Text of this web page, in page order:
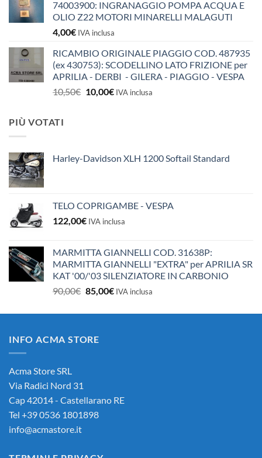
74003900: INGRANAGGIO POMPA ACQUA E
OLIO Z22 MOTORI MINARELLI MALAGUTI
4,00€ IVA inclusa
RICAMBIO ORIGINALE PIAGGIO COD. 487935
(ex 430753): SCODELLINO LATO FRIZIONE per
APRILIA - DERBI - GILERA - PIAGGIO - VESPA
10,50€ Il
10,00€IlIVA inclusa
PIÙ VOTATI
Harley-Davidson XLH 1200 Softail Standard
TELO COPRIGAMBE - VESPA
122,00€ IVA inclusa
MARMITTA GIANNELLI COD. 31638P:
MARMITTA GIANNELLI "EXTRA" per APRILIA SR
KAT '00/'03 SILENZIATORE IN CARBONIO
90,00€ Il
originale
90,00€.
85,00€Il
attuale
IVA inclusa
INFO ACMA STORE
Acma Store SRL
Via Radici Nord 31
Cap 42014 - Castellarano RE
Tel +39 0536 1801898
info@acmastore.it